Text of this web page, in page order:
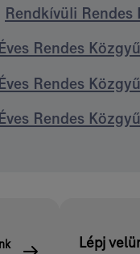
Rendkívüli Rendes
Éves Rendes
Éves Rendes
Éves Rendes
Lépj